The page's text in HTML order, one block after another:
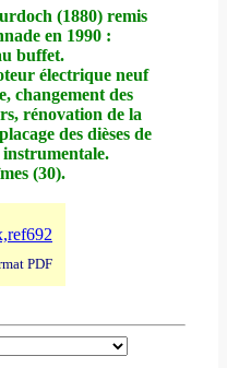
(1880) remis
en 1990 :
buffet.
électrique neuf
changement des
rénovation de la
des dièses de
instrumentale.
(30).
PDF